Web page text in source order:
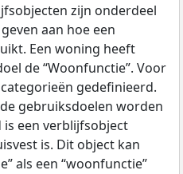
zijn onderdeel
aan hoe een
Een woning heeft
de “Woonfunctie”. Voor
gedefinieerd.
gebruiksdoelen worden
een verblijfsobject
is. Dit object kan
als een “woonfunctie”